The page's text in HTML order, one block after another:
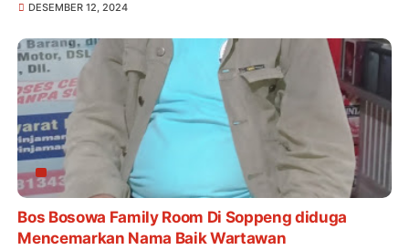
DESEMBER 12, 2024
Bos Bosowa Family Room Di Soppeng diduga
Mencemarkan Nama Baik Wartawan